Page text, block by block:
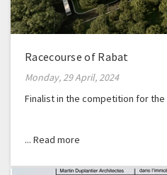
Racecourse of Rabat
Monday, 29 April, 2024
Finalist in the competition for